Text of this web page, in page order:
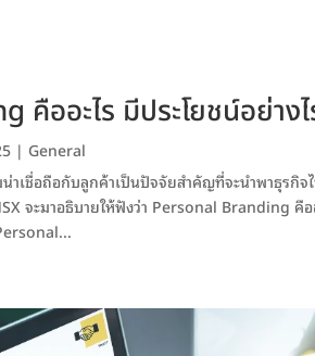
คืออะไร มีประโยชน์อย่า
| General
น่าเชื่อถือกับลูกค้าเป็นปัจจัยสำคัญที่จะนำพาธุรกิจ
จะมาอธิบายให้ฟังว่า Personal Branding คือ